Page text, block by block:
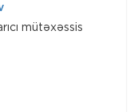
mütəxəssis